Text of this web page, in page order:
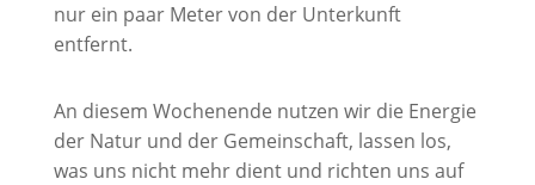
nur ein paar Meter von der Unterkunft
entfernt.
An diesem Wochenende nutzen wir die Energie
der Natur und der Gemeinschaft, lassen los,
was uns nicht mehr dient und richten uns auf